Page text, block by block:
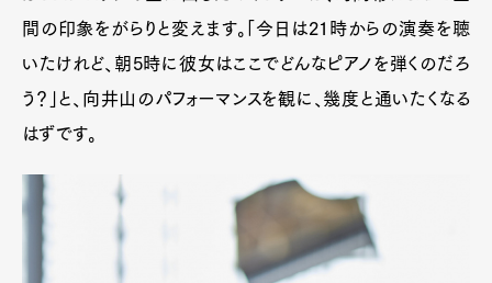
間の印象をがらりと変えます。「今日は21時からの演奏を聴
いたけれど、朝5時に彼女はここでどんなピアノを弾くのだろ
う？」と、向井山のパフォーマンスを観に、幾度と通いたくなる
はずです。